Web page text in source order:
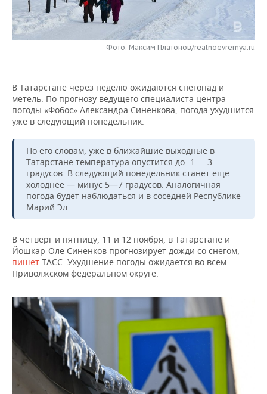
НЕФТЕХИМИЯ
НЕФТЬ
ЭНЕРГЕТИКА
РОЗНИЧНАЯ ТОРГОВЛЯ
НОВОСТИ ТЕХНОЛОГИЙ
ТЕЛЕКОММУНИКАЦИИ
МЕРОПРИЯТИЯ
НОВОСТИ МЕРОПРИЯТИЙ
БИЗНЕС-БРАНЧИ
ОТКРЫТАЯ ЛЕКЦИЯ
ФУТБОЛ
БАСКЕТБОЛ
ВОЛЕЙБОЛ
КИБЕРСПОРТ
ФИГУРНОЕ КАТАНИЕ
ВОДНЫЕ ВИДЫ СПОРТА
ХОККЕЙ С МЯЧОМ
НОВОСТИ ОБЩЕСТВА
ИНФРАСТРУКТУРА
ИСТОРИЯ
КУЛЬТУРА
МЕДИЦИНА
ОБРАЗОВАНИЕ
ПРОИСШЕСТВИЯ
ФОТОГАЛЕРЕЯ
СПРАВОЧНИК
СПИСОК ПЕРСОН
СПИСОК КОМПАНИЙ
ПОЛНАЯ ВЕРСИЯ
Фото: Максим Платонов/realnoevremya.ru
В Татарстане через неделю ожидаются снегопад и
метель. По прогнозу ведущего специалиста центра
погоды «Фобос» Александра Синенкова, погода ухудшится
уже в следующий понедельник.
По его словам, уже в ближайшие выходные в
Татарстане температура опустится до -1... -3
градусов. В следующий понедельник станет еще
холоднее — минус 5—7 градусов. Аналогичная
погода будет наблюдаться и в соседней Республике
Марий Эл.
В четверг и пятницу, 11 и 12 ноября, в Татарстане и
Йошкар-Оле Синенков прогнозирует дожди со снегом,
пишет ТАСС. Ухудшение погоды ожидается во всем
Приволжском федеральном округе.